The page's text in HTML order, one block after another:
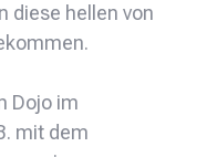
diese hellen von
Dojo im
mit dem